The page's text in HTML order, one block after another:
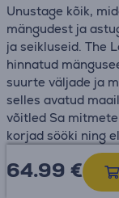
Unustage kõik,
mängudest ja
ja seikluseid. The
hinnatud
suurte väljade ja
selles avatud
võitled Sa
korjad sööki ning
64.99 €
Tarne